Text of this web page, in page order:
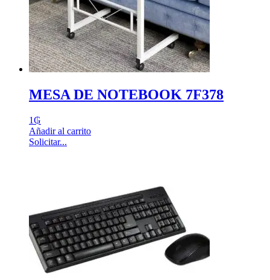
MESA DE NOTEBOOK 7F378
1₲
Añadir al carrito
Solicitar...